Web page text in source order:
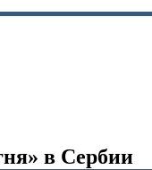
в Сербии